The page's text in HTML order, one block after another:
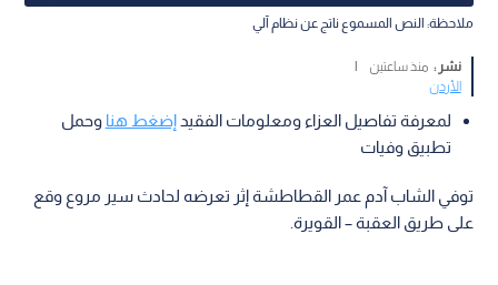
ملاحظة: النص المسموع ناتج عن نظام آلي
نشر : منذ ساعتين
الأردن
لمعرفة تفاصيل العزاء ومعلومات الفقيدإضغط هنا وحمل
تطبيق وفيات
توفي الشاب آدم عمر القطاطشة إثر تعرضه لحادث سير مروع وقع
على طريق العقبة – القويرة.